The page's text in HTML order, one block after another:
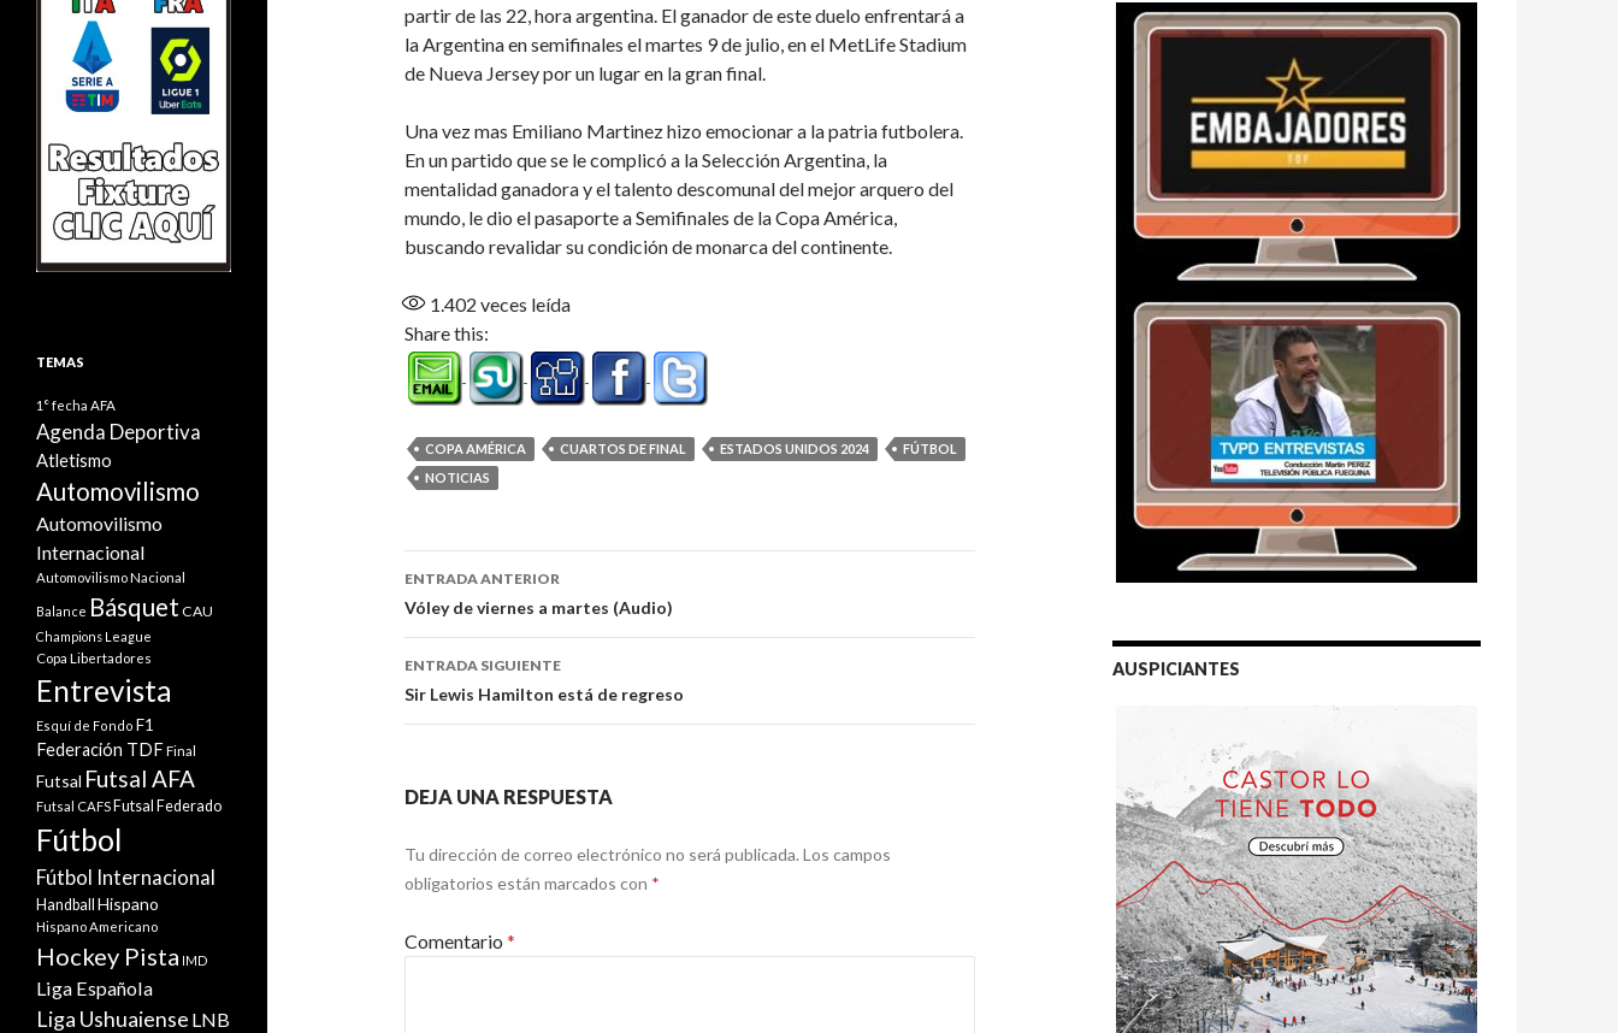
partir de las 22, hora argentina. El ganador de este duelo enfrentará a
la Argentina en semifinales el martes 9 de julio, en el MetLife Stadium
de Nueva Jersey por un lugar en la gran final.
Una vez mas Emiliano Martinez hizo emocionar a la patria futbolera.
En un partido que se le complicó a la Selección Argentina, la
mentalidad ganadora y el talento descomunal del mejor arquero del
mundo, le dio el pasaporte a Semifinales de la Copa América,
buscando revalidar su condición de monarca del continente.
1.402 veces leída
Share this:
COPA AMÉRICA CUARTOS DE FINAL ESTADOS UNIDOS 2024
FÚTBOL
NOTICIAS
Navegación
de
entradas
ENTRADA ANTERIOR
Vóley de viernes a martes (Audio)
ENTRADA SIGUIENTE
Sir Lewis Hamilton está de regreso
DEJA UNA RESPUESTA
Tu dirección de correo electrónico no será publicada. Los campos
obligatorios están marcados con *
Comentario *
AUSPICIANTES
TEMAS
1° fecha AFA
Agenda Deportiva
Atletismo
Automovilismo
Automovilismo
Internacional
Automovilismo Nacional
Balance Básquet CAU
Champions League
Copa Libertadores
Entrevista
Esquí de Fondo F1
Federación TDF Final
Futsal Futsal AFA
Futsal CAFS Futsal Federado
Fútbol
Fútbol Internacional
Handball Hispano
Hispano Americano
Hockey Pista IMD
Liga Española
Liga Ushuaiense LNB